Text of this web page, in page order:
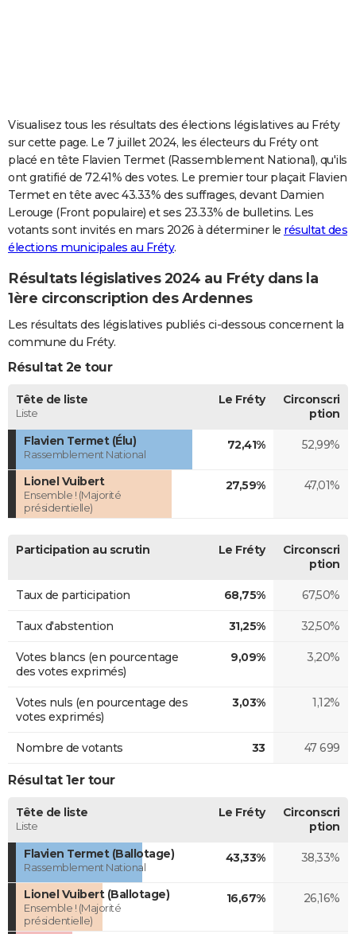
Carte de Noël
Carte Bonne année
Carte Saint-Valentin
Carte Pâques
Carte d'anniversaire
DICTIONNAIRE
Dictionnaire
Biographies
Citations
Expressions
Proverbes
PROGRAMME TV
COPAINS D'AVANT
S'inscrire
Se connecter
Lycées
Collèges
Primaires
Universités
Entreprises
Service militaire
Avis de recherche
AVIS DE DÉCÈS
FORUM
Bricolage
Lifestyle
Culture
Sport
Auto
Television
Voyage
Cinema
Visualisez tous les résultats des élections législatives au Fréty
sur cette page. Le 7 juillet 2024, les électeurs du Fréty ont
placé en tête Flavien Termet (Rassemblement National), qu'ils
ont gratifié de 72.41% des votes. Le premier tour plaçait Flavien
Termet en tête avec 43.33% des suffrages, devant Damien
Lerouge (Front populaire) et ses 23.33% de bulletins. Les
votants sont invités en mars 2026 à déterminer le résultat des
élections municipales au Fréty.
Résultats législatives 2024 au Fréty dans la
1ère circonscription des Ardennes
Les résultats des législatives publiés ci-dessous concernent la
commune du Fréty.
Résultat 2e tour
Tête de liste
Liste
Le Fréty
Circonscri
ption
Flavien Termet (Élu)
Rassemblement National
72,41% 52,99%
Lionel Vuibert
Ensemble ! (Majorité
présidentielle)
27,59% 47,01%
Participation au scrutin Le Fréty
Circonscri
ption
Taux de participation 68,75% 67,50%
Taux d'abstention 31,25% 32,50%
Votes blancs (en pourcentage
des votes exprimés)
9,09% 3,20%
Votes nuls (en pourcentage des
votes exprimés)
3,03% 1,12%
Nombre de votants 33 47 699
Résultat 1er tour
Tête de liste
Liste
Le Fréty
Circonscri
ption
Flavien Termet (Ballotage)
Rassemblement National
43,33% 38,33%
Lionel Vuibert (Ballotage)
Ensemble ! (Majorité
présidentielle)
16,67% 26,16%